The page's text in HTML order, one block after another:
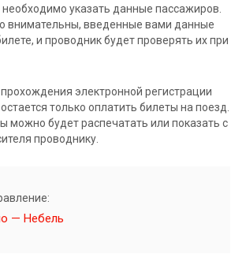
указать данные пассажиров.
внимательны, введенные вами данные
и проводник будет проверять их при
электронной регистрации
только оплатить билеты на поезд.
можно будет распечатать или показать с
проводнику.
— Небель